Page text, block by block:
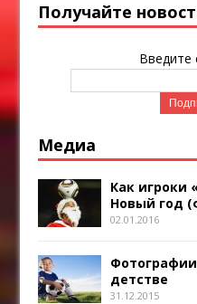
Получайте
Введите
Медиа
Как игроки
Новый год
02.01.2016
детстве
31.12.2015